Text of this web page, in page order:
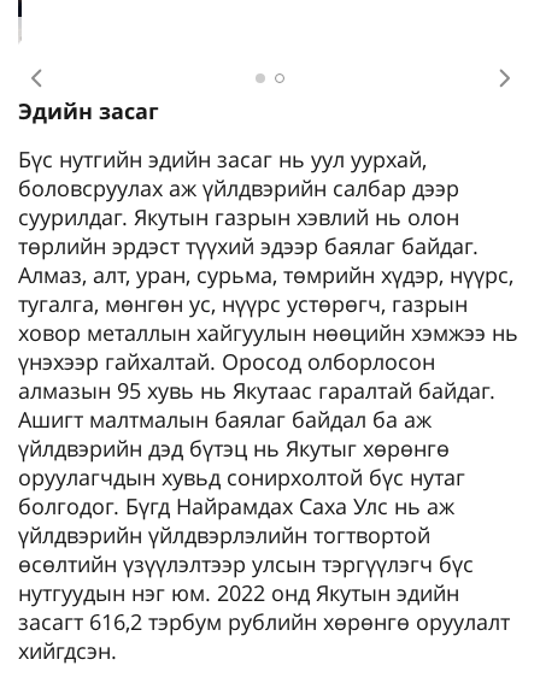
Өмнөх
Эдийн засаг
Бүс нутгийн эдийн засаг нь уул уурхай,
боловсруулах аж үйлдвэрийн салбар дээр
суурилдаг. Якутын газрын хэвлий нь олон
төрлийн эрдэст түүхий эдээр баялаг байдаг.
Алмаз, алт, уран, сурьма, төмрийн хүдэр, нүүрс,
тугалга, мөнгөн ус, нүүрс устөрөгч, газрын
ховор металлын хайгуулын нөөцийн хэмжээ нь
үнэхээр гайхалтай. Оросод олборлосон
алмазын 95 хувь нь Якутаас гаралтай байдаг.
Ашигт малтмалын баялаг байдал ба аж
үйлдвэрийн дэд бүтэц нь Якутыг хөрөнгө
оруулагчдын хувьд сонирхолтой бүс нутаг
болгодог. Бүгд Найрамдах Саха Улс нь аж
үйлдвэрийн үйлдвэрлэлийн тогтвортой
өсөлтийн үзүүлэлтээр улсын тэргүүлэгч бүс
нутгуудын нэг юм. 2022 онд Якутын эдийн
засагт 616,2 тэрбум рублийн хөрөнгө оруулалт
хийгдсэн.